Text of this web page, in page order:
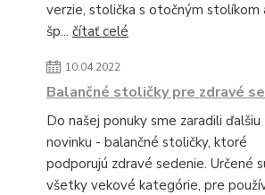
verzie, stolička s otočným stolíkom
šp... čítať celé
10.04.2022
Balančné stoličky pre zdravé
Do našej ponuky sme zaradili ďalšiu
novinku - balančné stoličky, ktoré
podporujú zdravé sedenie. Určené
všetky vekové kategórie, pre